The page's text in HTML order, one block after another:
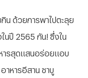
กิน ด้วยการพาไปตะลุย
ในปี 2565 กัน! ซึ่งใน
หารสุดแสนอร่อยแอบ
าหารอีสาน ชาบู